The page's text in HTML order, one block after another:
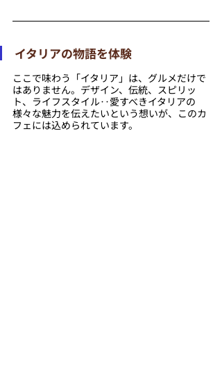
イタリアの物語を体験
ここで味わう「イタリア」は、グルメだけで
はありません。デザイン、伝統、スピリッ
ト、ライフスタイル‥愛すべきイタリアの
様々な魅力を伝えたいという想いが、このカ
フェには込められています。